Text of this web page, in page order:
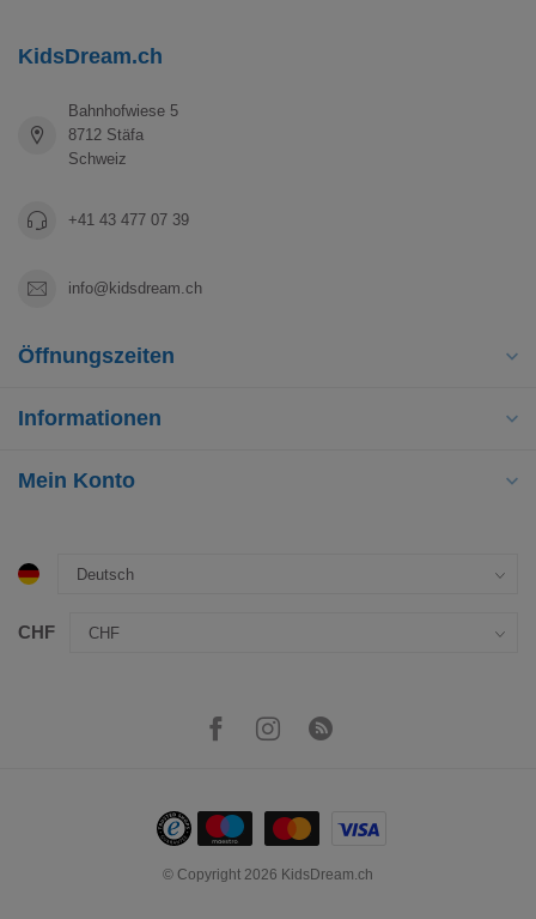
KidsDream.ch
Bahnhofwiese 5
8712 Stäfa
Schweiz
+41 43 477 07 39
info@kidsdream.ch
Öffnungszeiten
Informationen
Mein Konto
CHF
© Copyright 2026 KidsDream.ch